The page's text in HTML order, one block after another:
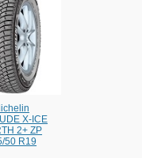
X-ICE
2+ ZP
50 R19